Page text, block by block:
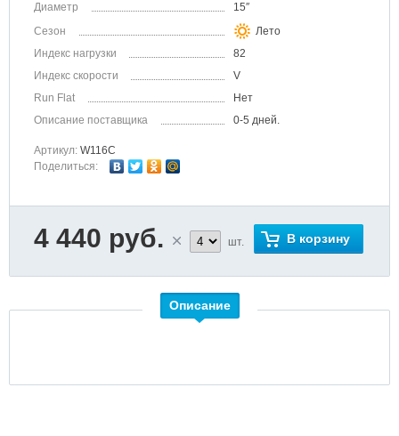
Диаметр
15″
Сезон
Лето
Индекс нагрузки
82
Индекс скорости
V
Run Flat
Нет
Описание поставщика
0-5 дней.
Артикул: W116C
Поделиться:
4 440 руб. шт. В корзину
Описание